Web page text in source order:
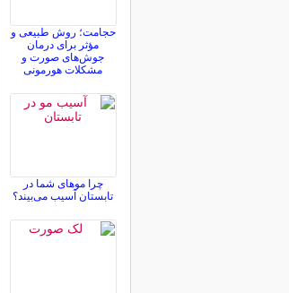
حجامت؛ روش طبیعی و
مؤثر برای درمان
جوش‌های صورت و
مشکلات هورمونی
چرا موهای شما در
تابستان آسیب می‌بیند؟